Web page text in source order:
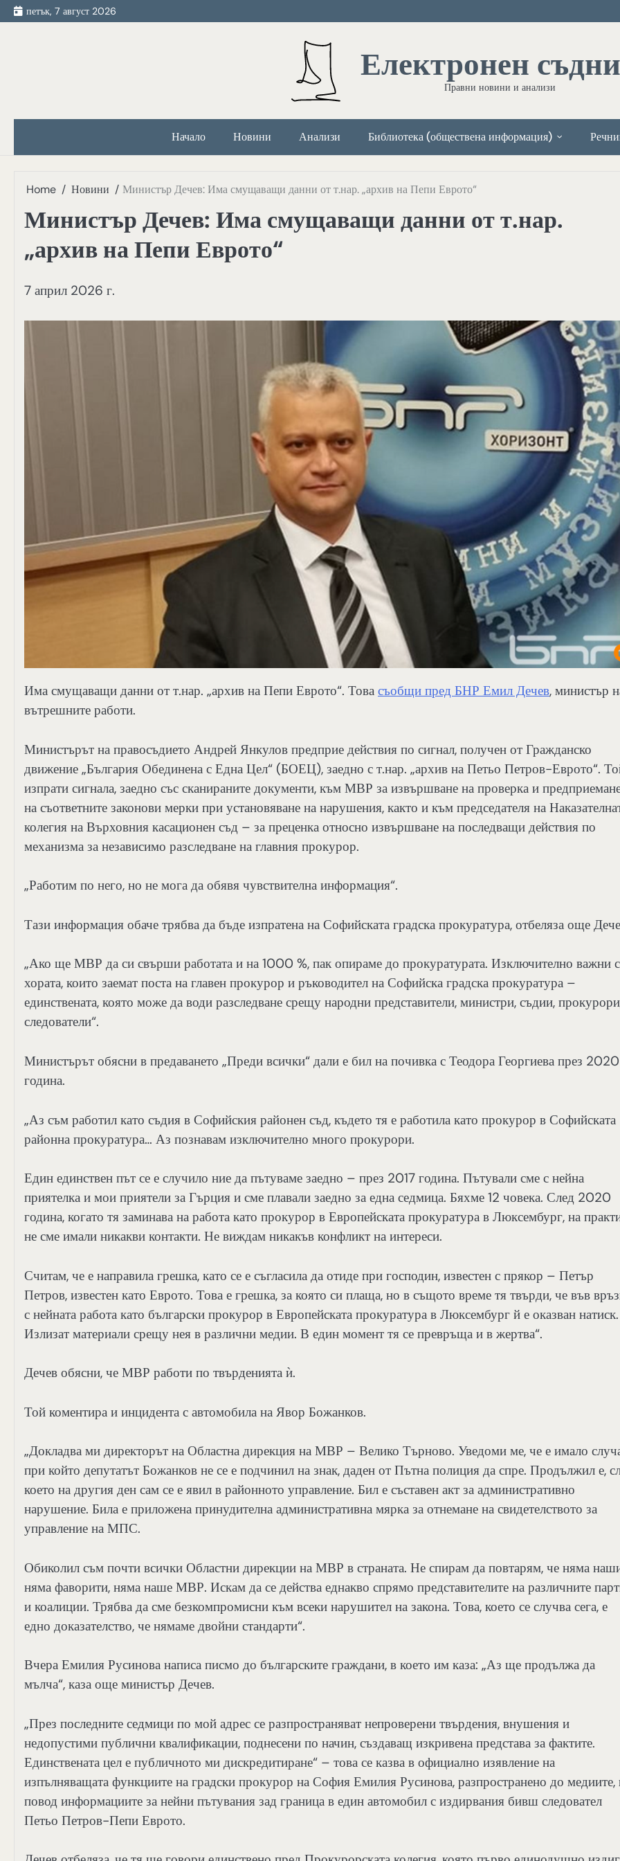
Skip
to
петък, 7 август 2026
Електронен
Правни новини и анализи
Начало Новини Анализи Библиотека (обществена информация)
Home Новини Министър Дечев: Има смущаващи данни от т.нар. „архив на Пепи Еврото“
Министър Дечев: Има смущаващи данни от т.нар.
„архив на Пепи Еврото“
7 април 2026 г.
Има смущаващи данни от т.нар. „архив на Пепи Еврото“. Това съобщи пред БНР Емил Дечев, министър
вътрешните работи.
Министърът на правосъдието Андрей Янкулов предприе действия по сигнал, получен от Гражданско
движение „България Обединена с Една Цел“ (БОЕЦ), заедно с т.нар. „архив на Петьо Петров-Еврото“.
изпрати сигнала, заедно със сканираните документи, към МВР за извършване на проверка и
на съответните законови мерки при установяване на нарушения, както и към председателя на
колегия на Върховния касационен съд – за преценка относно извършване на последващи действия по
механизма за независимо разследване на главния прокурор.
„Работим по него, но не мога да обявя чувствителна информация“.
Тази информация обаче трябва да бъде изпратена на Софийската градска прокуратура, отбеляза още
„Ако ще МВР да си свърши работата и на 1000 %, пак опираме до прокуратурата. Изключително важни
хората, които заемат поста на главен прокурор и ръководител на Софийска градска прокуратура –
единствената, която може да води разследване срещу народни представители, министри, съдии,
следователи“.
Министърът обясни в предаването „Преди всички“ дали е бил на почивка с Теодора Георгиева през 2020
година.
„Аз съм работил като съдия в Софийския районен съд, където тя е работила като прокурор в Софийската
районна прокуратура… Аз познавам изключително много прокурори.
Един единствен път се е случило ние да пътуваме заедно – през 2017 година. Пътували сме с нейна
приятелка и мои приятели за Гърция и сме плавали заедно за една седмица. Бяхме 12 човека. След 2020
година, когато тя заминава на работа като прокурор в Европейската прокуратура в Люксембург, на
не сме имали никакви контакти. Не виждам никакъв конфликт на интереси.
Считам, че е направила грешка, като се е съгласила да отиде при господин, известен с прякор – Петър
Петров, известен като Еврото. Това е грешка, за която си плаща, но в същото време тя твърди, че във
с нейната работа като български прокурор в Европейската прокуратура в Люксембург й е оказван натиск.
Излизат материали срещу нея в различни медии. В един момент тя се превръща и в жертва“.
Дечев обясни, че МВР работи по твърденията ѝ.
Той коментира и инцидента с автомобила на Явор Божанков.
„Докладва ми директорът на Областна дирекция на МВР – Велико Търново. Уведоми ме, че е имало
при който депутатът Божанков не се е подчинил на знак, даден от Пътна полиция да спре. Продължил е,
което на другия ден сам се е явил в районното управление. Бил е съставен акт за административно
нарушение. Била е приложена принудителна административна мярка за отнемане на свидетелството за
управление на МПС.
Обиколил съм почти всички Областни дирекции на МВР в страната. Не спирам да повтарям, че няма
няма фаворити, няма наше МВР. Искам да се действа еднакво спрямо представителите на различните
и коалиции. Трябва да сме безкомпромисни към всеки нарушител на закона. Това, което се случва сега, е
едно доказателство, че нямаме двойни стандарти“.
Вчера Емилия Русинова написа писмо до българските граждани, в което им каза: „Аз ще продължа да
мълча“, каза още министър Дечев.
„През последните седмици по мой адрес се разпространяват непроверени твърдения, внушения и
недопустими публични квалификации, поднесени по начин, създаващ изкривена представа за фактите.
Единствената цел е публичното ми дискредитиране“ – това се казва в официално изявление на
изпълняващата функциите на градски прокурор на София Емилия Русинова, разпространено до медиите,
повод информациите за нейни пътувания зад граница в един автомобил с издирвания бивш следовател
Петьо Петров-Пепи Еврото.